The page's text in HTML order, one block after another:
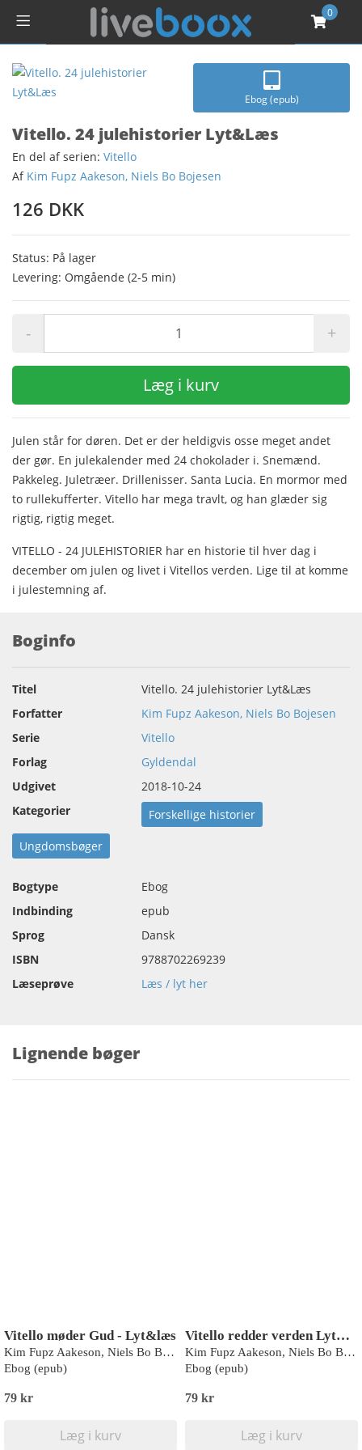
0
Ebog (epub)
Vitello. 24 julehistorier Lyt&Læs
En del af serien: Vitello
Af Kim Fupz Aakeson, Niels Bo Bojesen
126 DKK
Status: På lager
Levering: Omgående (2-5 min)
- +
Læg i kurv
Julen står for døren. Det er der heldigvis osse meget andet
der gør. En julekalender med 24 chokolader i. Snemænd.
Pakkeleg. Juletræer. Drillenisser. Santa Lucia. En mormor med
to rullekufferter. Vitello har mega travlt, og han glæder sig
rigtig, rigtig meget.
VITELLO - 24 JULEHISTORIER har en historie til hver dag i
december om julen og livet i Vitellos verden. Lige til at komme
i julestemning af.
Boginfo
Titel
Vitello. 24 julehistorier Lyt&Læs
Forfatter
Kim Fupz Aakeson, Niels Bo Bojesen
Serie
Vitello
Forlag
Gyldendal
Udgivet
2018-10-24
Kategorier
Forskellige historier
Ungdomsbøger
Bogtype
Ebog
Indbinding
epub
Sprog
Dansk
ISBN
9788702269239
Læseprøve
Læs / lyt her
Lignende bøger
Vitello møder Gud - Lyt&læs
Kim Fupz Aakeson, Niels Bo Bojesen
Ebog (epub)
79 kr
Læg i kurv
Vitello redder verden Lyt&læs
Kim Fupz Aakeson, Niels Bo Bojesen
Ebog (epub)
79 kr
Læg i kurv